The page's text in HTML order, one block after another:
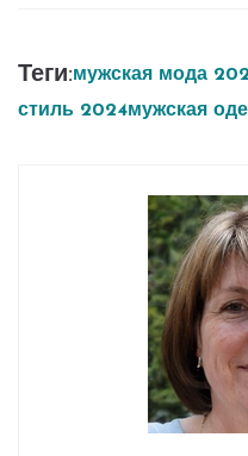
Теги:мужская мода
стиль 2024мужская